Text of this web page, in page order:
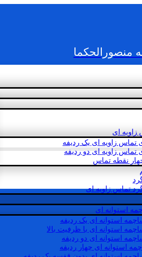
منصورالحکما
زاویه ای
تماس زاویه ای یک ردیفه
تماس زاویه ای دو ردیفه
چهار نقطه تماس
تماس زاویه ای
استوانه ای
استوانه ای یک ردیفه
استوانه ای با ظرفیت بالا
استوانه ای دو ردیفه
استوانه ای چهار ردیفه